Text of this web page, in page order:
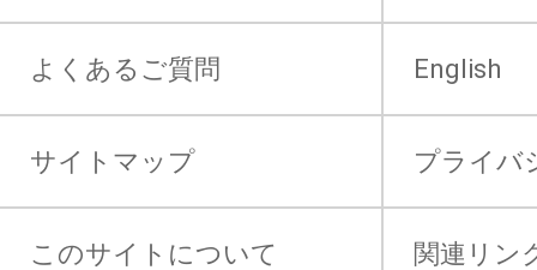
よくあるご質問 English
サイトマップ プライバ
このサイトについて 関連リン